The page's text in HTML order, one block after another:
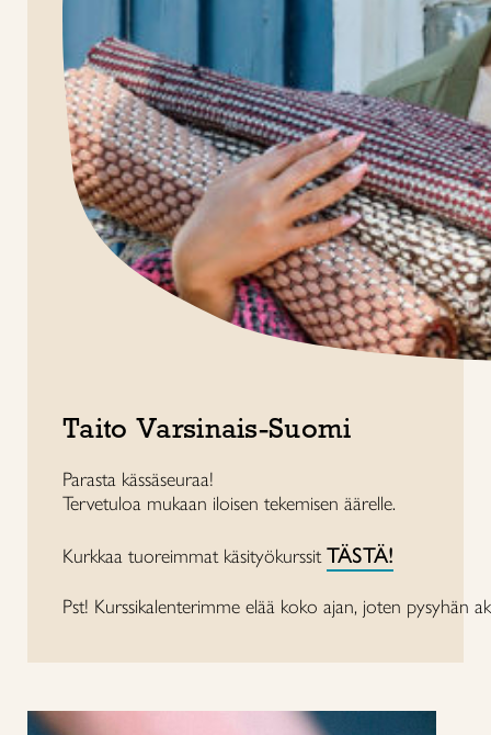
Taito Varsinais-Suomi
Parasta kässäseuraa!
Tervetuloa mukaan iloisen tekemisen äärelle.
Kurkkaa tuoreimmat käsityökurssitTÄSTÄ!
Pst! Kurssikalenterimme elää koko ajan, joten pysyhän